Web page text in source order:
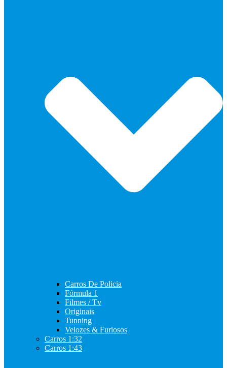
Carros De Policia
Fórmula 1
Filmes / Tv
Originais
Tunning
Velozes & Furiosos
Carros 1:32
Carros 1:43